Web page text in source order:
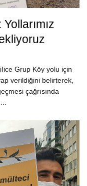
Grup Köy yolu için
verildiğini belirterek,
çağrısında